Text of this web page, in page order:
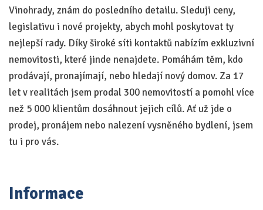
Vinohrady, znám do posledního detailu. Sleduji ceny,
legislativu i nové projekty, abych mohl poskytovat ty
nejlepší rady. Díky široké síti kontaktů nabízím exkluzivní
nemovitosti, které jinde nenajdete. Pomáhám těm, kdo
prodávají, pronajímají, nebo hledají nový domov. Za 17
let v realitách jsem prodal 300 nemovitostí a pomohl více
než 5 000 klientům dosáhnout jejich cílů. Ať už jde o
prodej, pronájem nebo nalezení vysněného bydlení, jsem
tu i pro vás.
Informace